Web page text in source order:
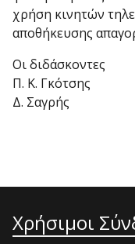
χρήση κινητών
αποθήκευσης
Οι διδάσκοντες
Π. Κ. Γκότσης
Δ. Σαγρής
Χρήσιμοι